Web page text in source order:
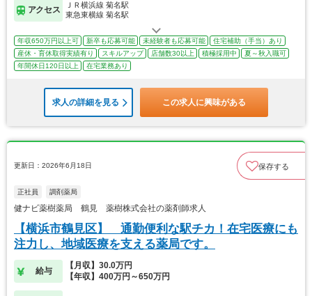
アクセス
ＪＲ横浜線 菊名駅
東急東横線 菊名駅
年収650万円以上可 新卒も応募可能 未経験者も応募可能
住宅補助（手当）あり
産休・育休取得実績有り
スキルアップ 店舗数30以上 積極採用中
夏～秋入職可
年間休日120日以上
在宅業務あり
求人の詳細を見る この求人に興味がある
更新日：2026年6月18日 保存する
正社員 調剤薬局
健ナビ薬樹薬局 鶴見 薬樹株式会社の薬剤師求人
【横浜市鶴見区】 通勤便利な駅チカ！在宅医療にも
注力し、地域医療を支える薬局です。
給与
【月収】30.0万円
【年収】400万円～650万円